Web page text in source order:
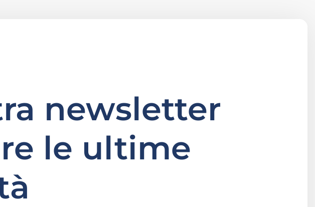
newsletter
le ultime